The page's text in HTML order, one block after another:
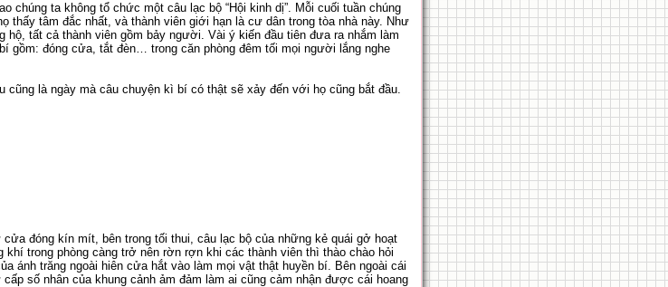
chúng ta không tổ chức một câu lạc bộ “Hội kinh dị”. Mỗi cuối tuần chúng
thấy tâm đắc nhất, và thành viên giới hạn là cư dân trong tòa nhà này. Như
tất cả thành viên gồm bảy người. Vài ý kiến đầu tiên đưa ra nhắm làm
gồm: đóng cửa, tắt đèn… trong căn phòng đêm tối mọi người lắng nghe
cũng là ngày mà câu chuyện kì bí có thật sẽ xảy đến với họ cũng bắt đầu.
đóng kín mít, bên trong tối thui, câu lạc bộ của những kẻ quái gở hoạt
khí trong phòng càng trở nên rờn rợn khi các thành viên thì thào chào hỏi
ánh trăng ngoài hiên cửa hắt vào làm mọi vật thật huyền bí. Bên ngoài cái
số nhân của khung cảnh ảm đảm làm ai cũng cảm nhận được cái hoang